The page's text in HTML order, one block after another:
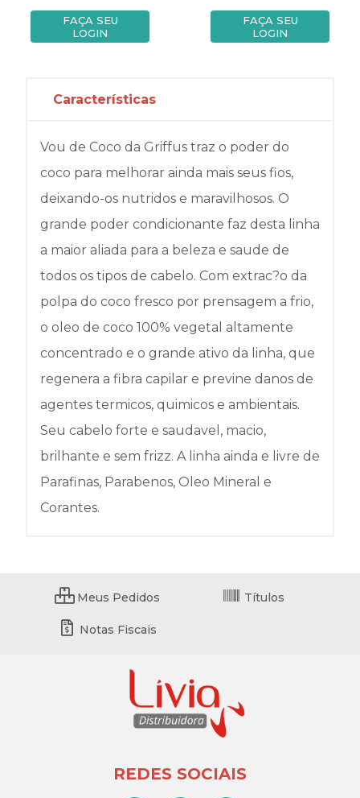
FAÇA SEU
LOGIN
FAÇA SEU
LOGIN
Características
Vou de Coco da Griffus traz o poder do
coco para melhorar ainda mais seus fios,
deixando-os nutridos e maravilhosos. O
grande poder condicionante faz desta linha
a maior aliada para a beleza e saude de
todos os tipos de cabelo. Com extrac?o da
polpa do coco fresco por prensagem a frio,
o oleo de coco 100% vegetal altamente
concentrado e o grande ativo da linha, que
regenera a fibra capilar e previne danos de
agentes termicos, quimicos e ambientais.
Seu cabelo forte e saudavel, macio,
brilhante e sem frizz. A linha ainda e livre de
Parafinas, Parabenos, Oleo Mineral e
Corantes.
Meus Pedidos Títulos
Notas Fiscais
REDES SOCIAIS